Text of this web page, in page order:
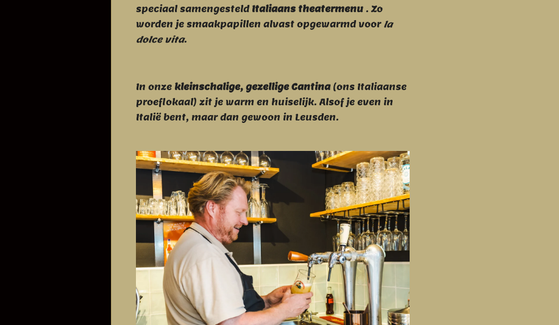
speciaal samengesteld Italiaans theatermenu . Zo
worden je smaakpapillen alvast opgewarmd voor la
dolce vita.
In onze kleinschalige, gezellige Cantina(ons Italiaanse
proeflokaal) zit je warm en huiselijk. Alsof je even in
Italië bent, maar dan gewoon in Leusden.